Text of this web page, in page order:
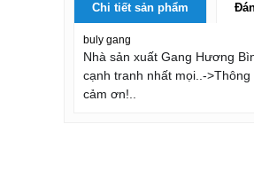
Chi tiết sản phẩm
buly gang​
Nhà sản xuất Gang Hương
cạnh tranh nhất mọi..-
cảm ơn!..